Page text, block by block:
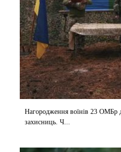
Нагородження воїнів 23 ОМБр
захисниць. Ч...